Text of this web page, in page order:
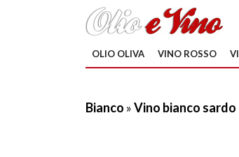
OLIO OLIVA VINO ROSSO
Bianco »Vino bianco sardo